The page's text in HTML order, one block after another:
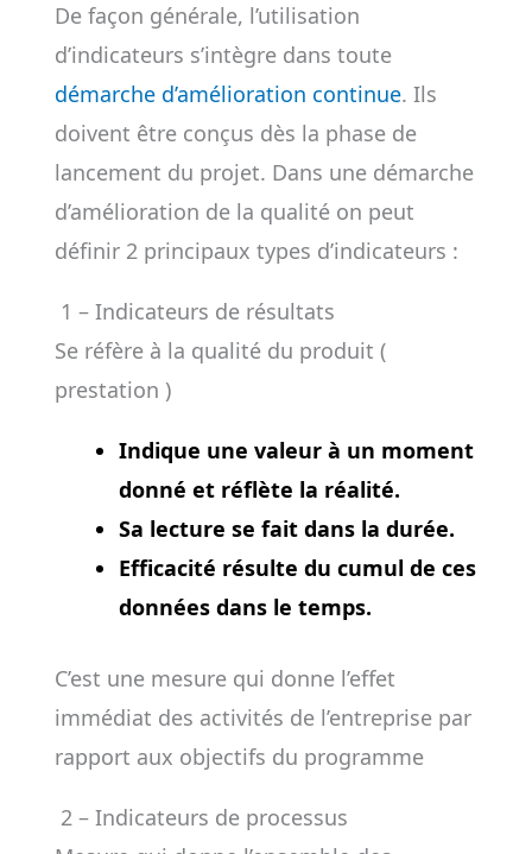
De façon générale, l’utilisation
d’indicateurs s’intègre dans toute
démarche d’amélioration continue. Ils
doivent être conçus dès la phase de
lancement du projet. Dans une démarche
d’amélioration de la qualité on peut
définir 2 principaux types d’indicateurs :
1 – Indicateurs de résultats
Se réfère à la qualité du produit (
prestation )
Indique une valeur à un moment
donné et réflète la réalité.
Sa lecture se fait dans la durée.
Efficacité résulte du cumul de ces
données dans le temps.
C’est une mesure qui donne l’effet
immédiat des activités de l’entreprise par
rapport aux objectifs du programme
2 – Indicateurs de processus